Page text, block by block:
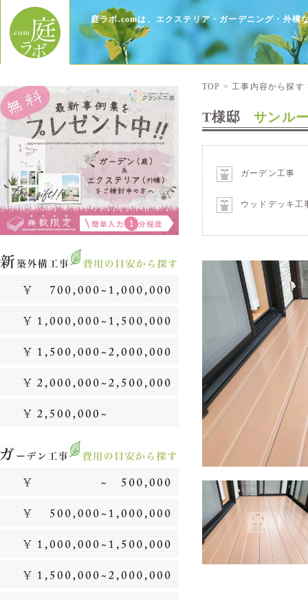
庭ラボ.comは、エクステリア・ガーデニング・外構
TOP >工事内容から探す
T様邸サンル
ガーデン工事
ウッドデッキ工